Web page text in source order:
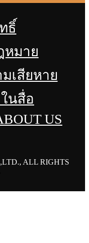
ธิ์
หมาย
เสียหาย
นสื่อ
US
ALL RIGHTS